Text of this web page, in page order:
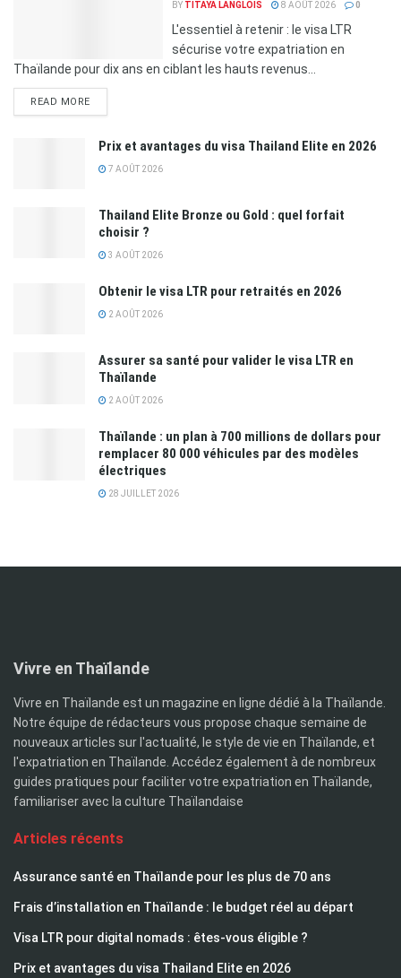
BY TITAYA LANGLOIS 8 AOÛT 2026 0
L'essentiel à retenir : le visa LTR
sécurise votre expatriation en
Thaïlande pour dix ans en ciblant les hauts revenus...
READ MORE
Prix et avantages du visa Thailand Elite en 2026
7 AOÛT 2026
Thailand Elite Bronze ou Gold : quel forfait
choisir ?
3 AOÛT 2026
Obtenir le visa LTR pour retraités en 2026
2 AOÛT 2026
Assurer sa santé pour valider le visa LTR en
Thaïlande
2 AOÛT 2026
Thaïlande : un plan à 700 millions de dollars pour
remplacer 80 000 véhicules par des modèles
électriques
28 JUILLET 2026
Vivre en Thaïlande
Vivre en Thaïlande est un magazine en ligne dédié à la Thaïlande.
Notre équipe de rédacteurs vous propose chaque semaine de
nouveaux articles sur l'actualité, le style de vie en Thaïlande, et
l'expatriation en Thaïlande. Accédez également à de nombreux
guides pratiques pour faciliter votre expatriation en Thaïlande,
familiariser avec la culture Thaïlandaise
Articles récents
Assurance santé en Thaïlande pour les plus de 70 ans
Frais d’installation en Thaïlande : le budget réel au départ
Visa LTR pour digital nomads : êtes-vous éligible ?
Prix et avantages du visa Thailand Elite en 2026